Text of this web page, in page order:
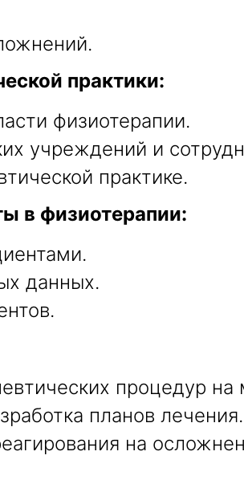
практики:
физиотерапии.
учреждений и
практике.
в физиотерапии:
данных.
процедур
планов лечения.
на